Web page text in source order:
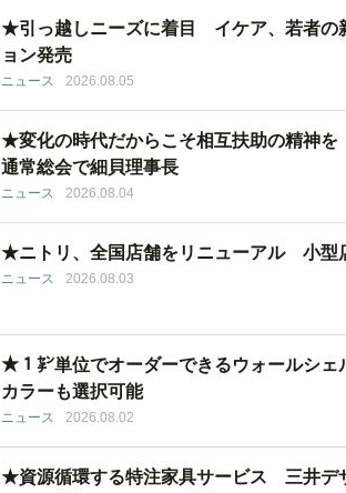
★引っ越しニーズに着目 イケア、若者の
ョン発売
ニュース 2026.08.05
★変化の時代だからこそ相互扶助の精神
通常総会で細貝理事長
ニュース 2026.08.04
★ニトリ、全国店舗をリニューアル 小型
ニュース 2026.08.03
★１㌢単位でオーダーできるウォールシ
カラーも選択可能
ニュース 2026.08.02
★資源循環する特注家具サービス 三井デ